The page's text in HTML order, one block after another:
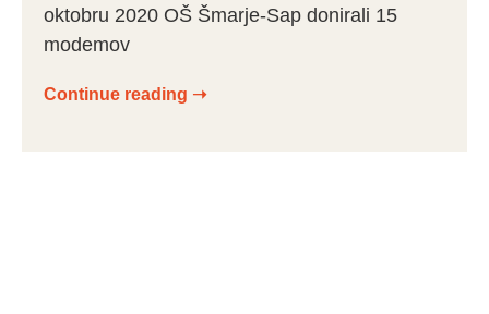
oktobru 2020 OŠ Šmarje-Sap donirali 15
modemov
Continue reading ➝